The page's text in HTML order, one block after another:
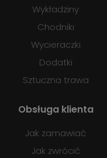
Wykładziny
Chodniki
Wycieraczki
Dodatki
Sztuczna trawa
Obsługa klienta
Jak zamawiać
Jak zwrócić